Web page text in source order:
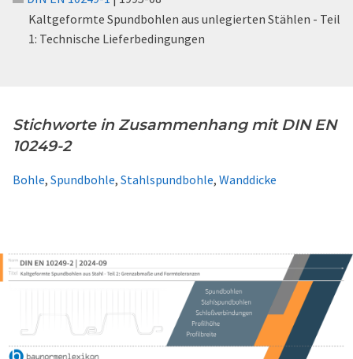
Kaltgeformte Spundbohlen aus unlegierten Stählen - Teil
1: Technische Lieferbedingungen
Stichworte in Zusammenhang mit DIN EN
10249-2
Bohle, Spundbohle, Stahlspundbohle, Wanddicke